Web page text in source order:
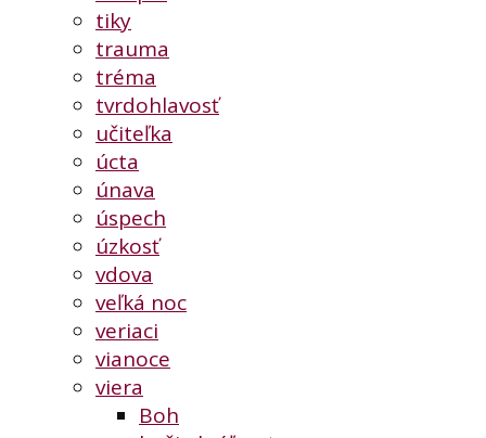
tiky
trauma
tréma
tvrdohlavosť
učiteľka
úcta
únava
úspech
úzkosť
vdova
veľká noc
veriaci
vianoce
viera
Boh